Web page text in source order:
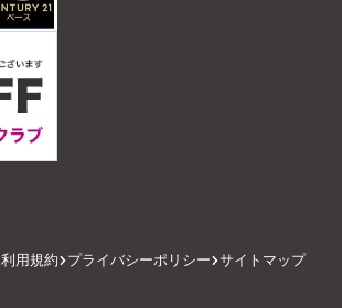
利用規約 プライバシーポリシー サイトマップ